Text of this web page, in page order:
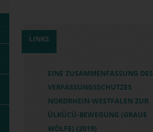
LINKS
EINE ZUSAMMENFASSUNG DES
VERFASSUNGSSCHUTZES
NORDRHEIN-WESTFALEN ZUR
ÜLKÜCÜ-BEWEGUNG (GRAUE
WÖLFE) (2019)